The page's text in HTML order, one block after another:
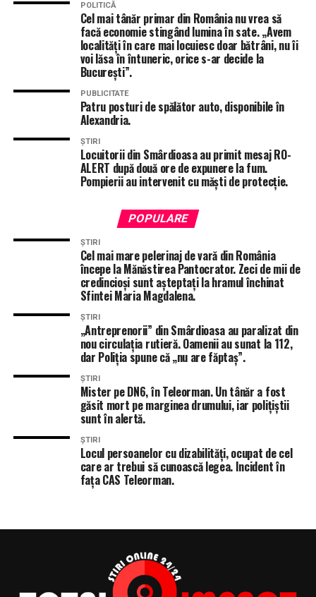
ÎNTÂMPLĂRI RECERENTE CRIMA BECIU
CRIMA TELEORMAN
IPJ TELEORMAN
STIRI ALEXANDRIA
STIRI TELEORMAN
TOTAL IMPACT
URMĂTORUL ARTICOL
Crima din Teleorman, o tragedie anunțată la 112!
„Aspectele nu se confirmă”, iar acum tânăra mamă e
NU RATA
DJ 503, proiect finalizat între Drăgănești Vlașca și
Dâmbovița, co-finanțat din fonduri europene!
POLITICĂ
Cel mai tânăr primar din România nu vrea să
facă economie stingând lumina în sate. „Avem
localități în care mai locuiesc doar bătrâni, nu îi
voi lăsa în întuneric, orice s-ar decide la
București”.
PUBLICITATE
Patru posturi de spălător auto, disponibile în
Alexandria.
ȘTIRI
Locuitorii din Smârdioasa au primit mesaj RO-
ALERT după două ore de expunere la fum.
Pompierii au intervenit cu măști de protecție.
POPULARE
ȘTIRI
Cel mai mare pelerinaj de vară din România
începe la Mănăstirea Pantocrator. Zeci de mii de
credincioși sunt așteptați la hramul închinat
Sfintei Maria Magdalena.
ȘTIRI
„Antreprenorii” din Smârdioasa au paralizat din
nou circulația rutieră. Oamenii au sunat la 112,
dar Poliția spune că „nu are făptaș”.
ȘTIRI
Mister pe DN6, în Teleorman. Un tânăr a fost
găsit mort pe marginea drumului, iar polițiștii
sunt în alertă.
ȘTIRI
Locul persoanelor cu dizabilități, ocupat de cel
care ar trebui să cunoască legea. Incident în
fața CAS Teleorman.